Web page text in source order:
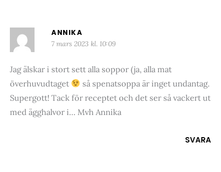
ANNIKA
7 mars 2023 kl. 10:09
Jag älskar i stort sett alla soppor (ja, alla mat
överhuvudtaget
så spenatsoppa är inget undantag.
Supergott! Tack för receptet och det ser så vackert ut
med ägghalvor i… Mvh Annika
SVARA